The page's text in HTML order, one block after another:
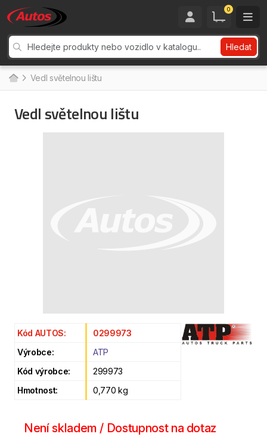
0
Hledat
Vedl světelnou lištu
Vedl světelnou lištu
Kód AUTOS:
0299973
Výrobce:
ATP
Kód výrobce:
299973
Hmotnost:
0,770 kg
Není skladem / Dostupnost na dotaz